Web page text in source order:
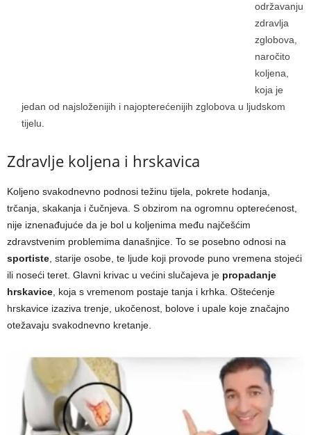
održavanju
zdravlja
zglobova,
naročito
koljena,
koja je
jedan od najsloženijih i najopterećenijih zglobova u ljudskom
tijelu.
Zdravlje koljena i hrskavica
Koljeno svakodnevno podnosi težinu tijela, pokrete hodanja,
trčanja, skakanja i čučnjeva. S obzirom na ogromnu opterećenost,
nije iznenađujuće da je bol u koljenima među najčešćim
zdravstvenim problemima današnjice. To se posebno odnosi na
sportiste, starije osobe, te ljude koji provode puno vremena stojeći
ili noseći teret. Glavni krivac u većini slučajeva je propadanje
hrskavice, koja s vremenom postaje tanja i krhka. Oštećenje
hrskavice izaziva trenje, ukočenost, bolove i upale koje značajno
otežavaju svakodnevno kretanje.